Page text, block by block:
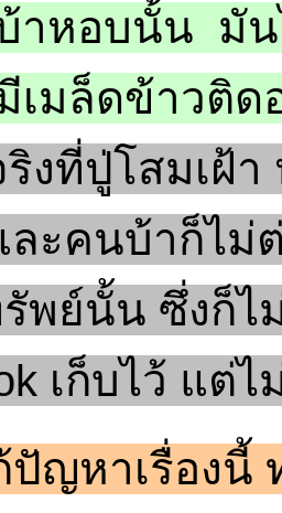
าหอบนั้น มัน
เมล็ดข้าวติด
ริงที่ปู่โสมเฝ้
ะคนบ้าก็ไม่
พย์นั้น ซึ่งก็
เก็บไว้ แต่ไ
ปัญหาเรื่องนี้